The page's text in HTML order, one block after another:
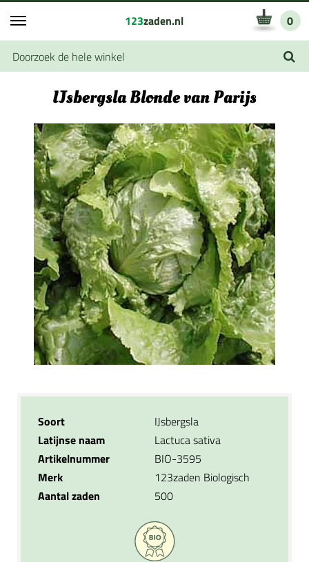
123zaden.nl 0
IJsbergsla Blonde van Parijs
Soort
IJsbergsla
Latijnse naam
Lactuca sativa
Artikelnummer
BIO-3595
Merk
123zaden Biologisch
Aantal zaden
500